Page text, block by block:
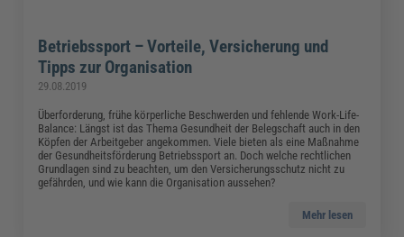
Betriebssport – Vorteile, Versicherung und
Tipps zur Organisation
29.08.2019
Überforderung, frühe körperliche Beschwerden und fehlende Work-Life-
Balance: Längst ist das Thema Gesundheit der Belegschaft auch in den
Köpfen der Arbeitgeber angekommen. Viele bieten als eine Maßnahme
der Gesundheitsförderung Betriebssport an. Doch welche rechtlichen
Grundlagen sind zu beachten, um den Versicherungsschutz nicht zu
gefährden, und wie kann die Organisation aussehen?
Mehr lesen